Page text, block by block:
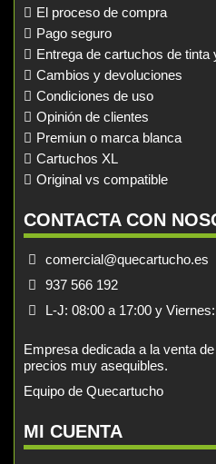
El proceso de compra
Pago seguro
Entrega de cartuchos de tinta
Cambios y devoluciones
Condiciones de uso
Opinión de clientes
Premiun o marca blanca
Cartuchos XL
Original vs compatible
CONTACTA CON
comercial@quecartucho.es
937 566 192
L-J: 08:00 a 17:00 y
Empresa dedicada a la venta
precios muy asequibles.
Equipo de Quecartucho
MI CUENTA